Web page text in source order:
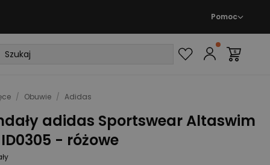
Pomoc
/ Obuwie / Adidas
adidas Sportswear Altaswim
- różowe